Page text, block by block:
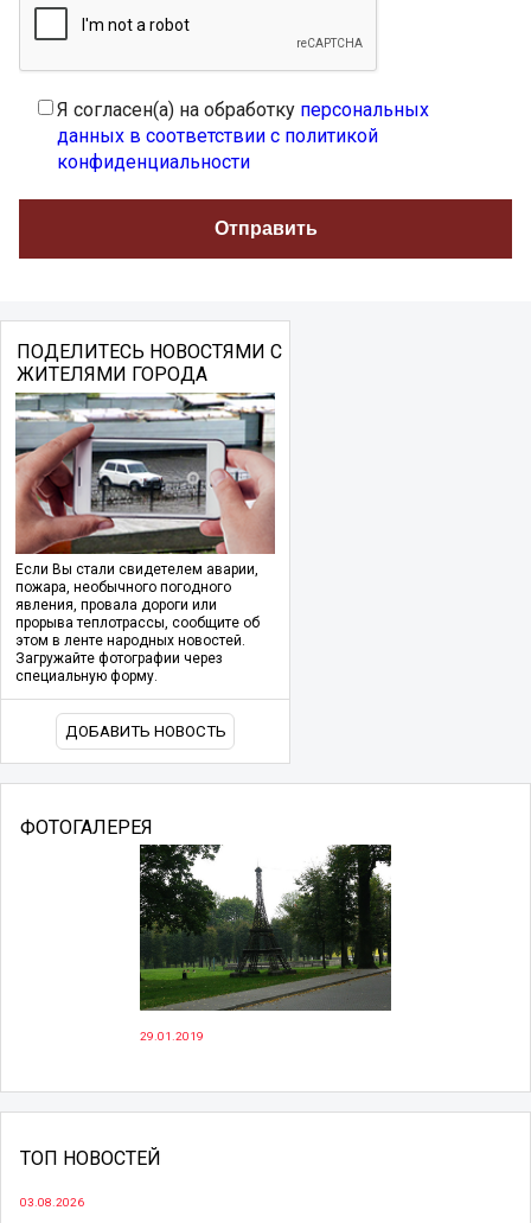
Я согласен(а) на обработку персональных
данных в соответствии с политикой
конфиденциальности
ПОДЕЛИТЕСЬ НОВОСТЯМИ С
ЖИТЕЛЯМИ ГОРОДА
Если Вы стали свидетелем аварии,
пожара, необычного погодного
явления, провала дороги или
прорыва теплотрассы, сообщите об
этом в ленте народных новостей.
Загружайте фотографии через
специальную форму.
ДОБАВИТЬ НОВОСТЬ
ФОТОГАЛЕРЕЯ
29.01.2019
ТОП НОВОСТЕЙ
03.08.2026